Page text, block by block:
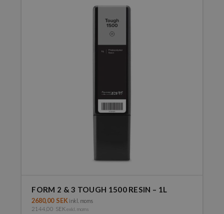
FORM 2 & 3 TOUGH 1500 RESIN – 1L
2680,00 SEK inkl. moms
2144,00 SEK exkl. moms